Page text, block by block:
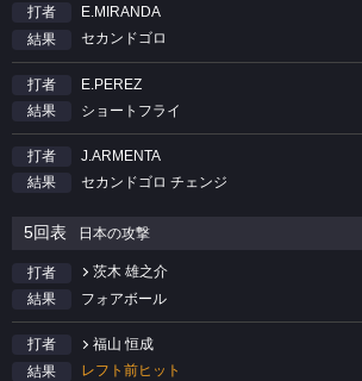
打者
E.MIRANDA
結果
セカンドゴロ
打者
E.PEREZ
結果
ショートフライ
打者
J.ARMENTA
結果
セカンドゴロ チェンジ
5回表 日本の攻撃
打者
茨木 雄之介
結果
フォアボール
打者
福山 恒成
結果
レフト前ヒット